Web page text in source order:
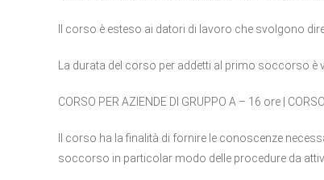
Il corso è esteso ai datori di lavoro che svolgono
La durata del corso per addetti al primo soccorso
CORSO PER AZIENDE DI GRUPPO A – 16 ore |
Il corso ha la finalità di fornire le conoscenze
soccorso in particolar modo delle procedure da